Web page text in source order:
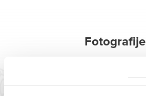
Fotografije